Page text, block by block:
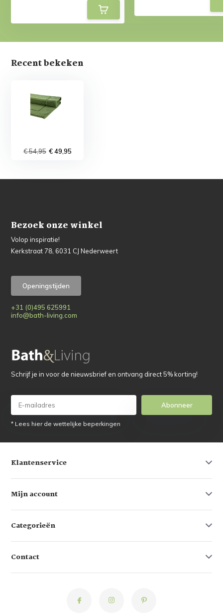
Recent bekeken
€ 54,95 € 49,95
Bezoek onze winkel
Volop inspiratie!
Kerkstraat 78, 6031 CJ Nederweert
Openingstijden
+31 (0)495 625991
info@bath-living.com
Schrijf je in voor de nieuwsbrief en ontvang direct 5% korting!
Abonneer
* Lees hier de wettelijke beperkingen
Klantenservice
Mijn account
Categorieën
Contact